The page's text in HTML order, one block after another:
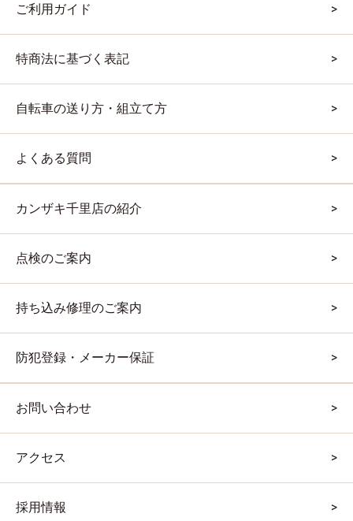
ご利用ガイド
特商法に基づく表記
自転車の送り方・組立て方
よくある質問
カンザキ千里店の紹介
点検のご案内
持ち込み修理のご案内
防犯登録・メーカー保証
お問い合わせ
アクセス
採用情報